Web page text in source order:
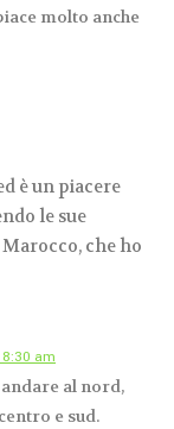
molto anche
è un piacere
le sue
che ho
am
al nord,
e sud.